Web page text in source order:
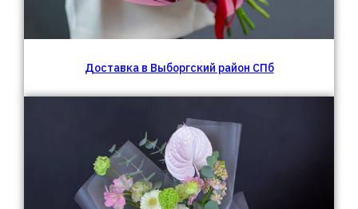
Доставка в Выборгский район СПб